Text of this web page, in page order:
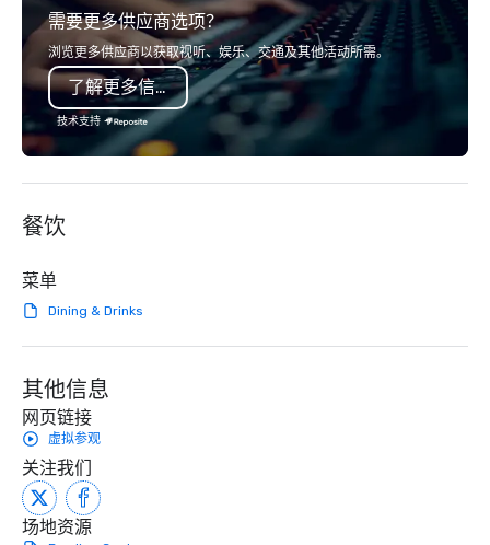
serve, Terramar delivers remarkable
service and innovative solutions for
clients in the incentive, corporate, and
association sectors. Terramar's
services encompass transportation,
tours, team-building, gifting, event
staffing, program logistics, decor and
event design, entertainment,
speaker coordination, sustainability
audience hears a
Spears, Bruno Mars,
melody reimagined
connection. ► How We Elevate Your
Event: We don’t just
aesthetic excellence
需要更多供应商选项？
浏览更多供应商以获取视听、娱乐、交通及其他活动所需。
了解更多信息
技术支持
餐饮
菜单
Dining & Drinks
其他信息
网页链接
虚拟参观
关注我们
场地资源